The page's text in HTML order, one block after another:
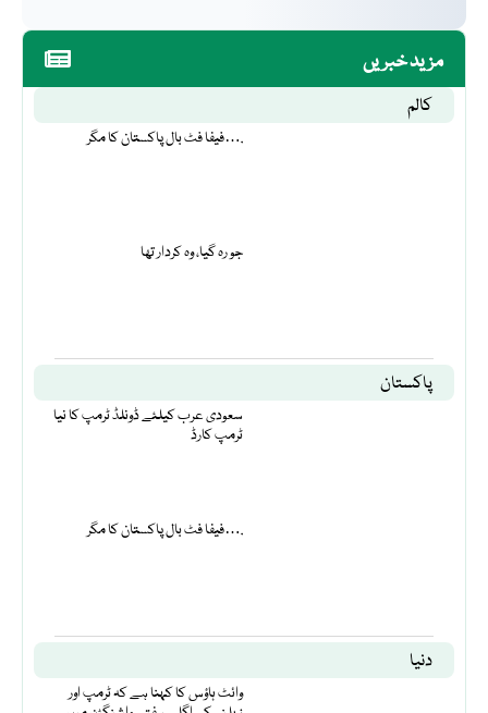
مزید خبریں
کالم
فیفا فٹ بال پاکستان کا مگر….
جو رہ گیا، وہ کردار تھا
پاکستان
سعودی عرب کیلئے ڈونلڈ ٹرمپ کا نیا
ٹرمپ کارڈ
فیفا فٹ بال پاکستان کا مگر….
دنیا
وائٹ ہاؤس کا کہنا ہے کہ ٹرمپ اور